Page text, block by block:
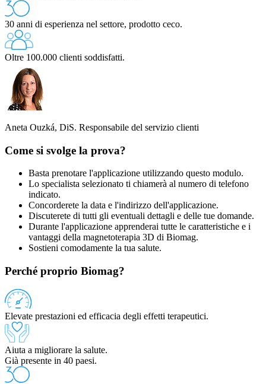
30 anni di esperienza nel settore, prodotto ceco.
Oltre 100.000 clienti soddisfatti.
Aneta Ouzká, DiS. Responsabile del servizio clienti
Come si svolge la prova?
Basta prenotare l'applicazione utilizzando questo modulo.
Lo specialista selezionato ti chiamerà al numero di telefono
indicato.
Concorderete la data e l'indirizzo dell'applicazione.
Discuterete di tutti gli eventuali dettagli e delle tue domande.
Durante l'applicazione apprenderai tutte le caratteristiche e i
vantaggi della magnetoterapia 3D di Biomag.
Sostieni comodamente la tua salute.
Perché proprio Biomag?
Elevate prestazioni ed efficacia degli effetti terapeutici.
Aiuta a migliorare la salute.
Già presente in 40 paesi.